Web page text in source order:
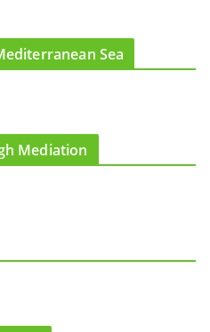
Sea
Mediation